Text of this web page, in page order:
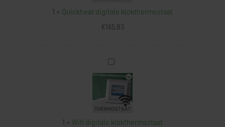
1 × Quickheat digitale klokthermostaat
€165,83
Wifi
digitale
klokthermostaat
1 × Wifi digitale klokthermostaat